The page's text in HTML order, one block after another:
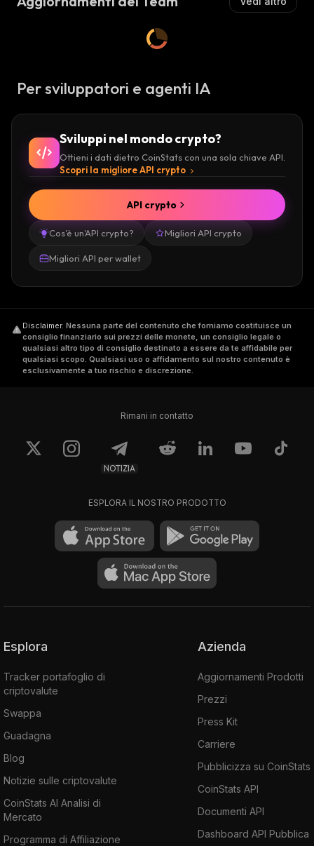
Per sviluppatori e agenti IA
Sviluppi nel mondo crypto?
Ottieni i dati dietro CoinStats con una sola chiave API.
Scopri la migliore API crypto
Cos'è un'API crypto? Migliori API crypto
Migliori API per wallet
API crypto
Disclaimer. Nessuna parte del contenuto che forniamo costituisce un
consiglio finanziario sui prezzi delle monete, un consiglio legale o
qualsiasi altro tipo di consiglio destinato a essere da te affidabile per
qualsiasi scopo. Qualsiasi uso o affidamento sul nostro contenuto è
esclusivamente a tuo rischio e discrezione.
Rimani in contatto
NOTIZIA
ESPLORA IL NOSTRO PRODOTTO
Esplora
Tracker portafoglio di
criptovalute
Swappa
Guadagna
Blog
Notizie sulle criptovalute
CoinStats AI Analisi di
Mercato
Programma di Affiliazione
Azienda
Aggiornamenti Prodotti
Prezzi
Press Kit
Carriere
Pubblicizza su CoinStats
CoinStats API
Documenti API
Dashboard API Pubblica